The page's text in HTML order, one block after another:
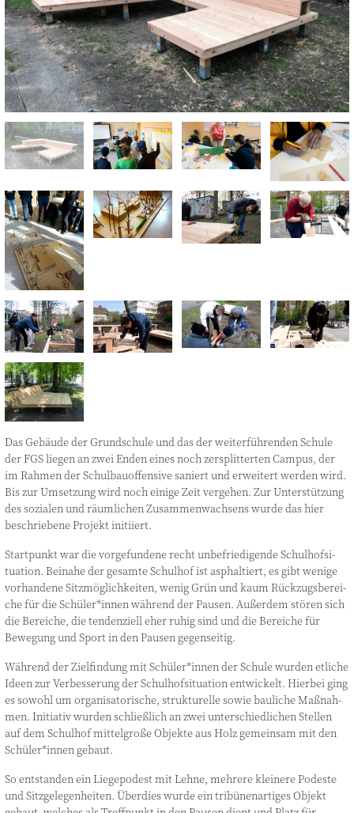
Das Gebäu­de der Grund­schu­le und das der wei­ter­füh­ren­den Schu­le
der FGS lie­gen an zwei Enden eines noch zer­split­ter­ten Cam­pus, der
im Rah­men der Schul­bau­of­fen­si­ve saniert und erwei­tert wer­den wird.
Bis zur Umset­zung wird noch eini­ge Zeit ver­ge­hen. Zur Unter­stüt­zung
des sozia­len und räum­li­chen Zusam­men­wach­sens wur­de das hier
beschrie­be­ne Pro­jekt initiiert.
Start­punkt war die vor­ge­fun­de­ne recht unbe­frie­di­gen­de Schul­hof­si­
tua­ti­on. Bei­na­he der gesam­te Schul­hof ist asphal­tiert, es gibt weni­ge
vor­han­de­ne Sitz­mög­lich­kei­ten, wenig Grün und kaum Rück­zugs­be­rei­
che für die Schüler*innen wäh­rend der Pau­sen. Außer­dem stö­ren sich
die Berei­che, die ten­den­zi­ell eher ruhig sind und die Berei­che für
Bewe­gung und Sport in den Pau­sen gegenseitig.
Wäh­rend der Ziel­fin­dung mit Schüler*innen der Schu­le wur­den etli­che
Ideen zur Ver­bes­se­rung der Schul­hof­si­tua­ti­on ent­wi­ckelt. Hier­bei ging
es sowohl um orga­ni­sa­to­ri­sche, struk­tu­rel­le sowie bau­li­che Maß­nah­
men. Initia­tiv wur­den schließ­lich an zwei unter­schied­li­chen Stel­len
auf dem Schul­hof mit­tel­gro­ße Objek­te aus Holz gemein­sam mit den
Schüler*innen gebaut.
So ent­stan­den ein Lie­ge­po­dest mit Leh­ne, meh­re­re klei­ne­re Podes­te
und Sitz­ge­le­gen­hei­ten. Über­dies wur­de ein tri­bü­nen­ar­ti­ges Objekt